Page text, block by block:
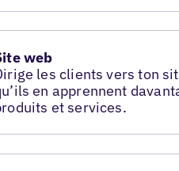
web
les clients vers ton
en apprennent
et services.